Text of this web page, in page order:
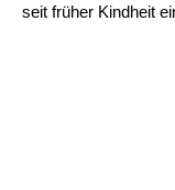
seit früher Kindheit